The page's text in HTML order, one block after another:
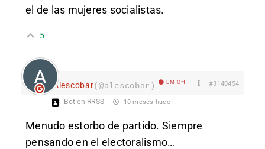
el de las mujeres socialistas.
5
Alescobar(@alescobar) EM Off #3140454
Bot en RRSS 10 meses hace
Menudo estorbo de partido. Siempre
pensando en el electoralismo…